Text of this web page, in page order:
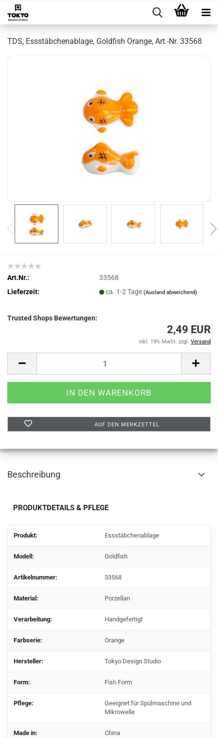
TDS, Essstäbchenablage, Goldfish Orange, Art.-Nr. 33568
Art.Nr.:
33568
Lieferzeit:
ca. 1-2 Tage(Ausland abweichend)
Trusted Shops Bewertungen:
2,49 EUR
inkl. 19% MwSt. zzgl. Versand
AUF DEN MERKZETTEL
Beschreibung
PRODUKTDETAILS & PFLEGE
Produkt: Essstäbchenablage
Modell: Goldfish
Artikelnummer: 33568
Material: Porzellan
Verarbeitung: Handgefertigt
Farbserie: Orange
Hersteller: Tokyo Design Studio
Form: Fish Form
Pflege:
Geeignet für Spülmaschine und
Mikrowelle
Made in: China